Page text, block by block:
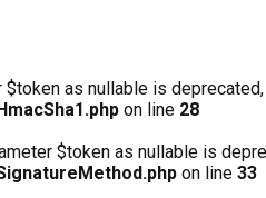
as nullable is
on line 28
$token as nullable is
on line 33